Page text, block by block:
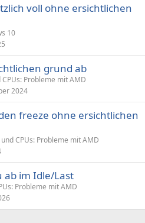
voll ohne ersichtlichen
10
grund ab
Probleme mit AMD
2024
freeze ohne ersichtlichen
CPUs: Probleme mit AMD
ab im Idle/Last
Probleme mit AMD